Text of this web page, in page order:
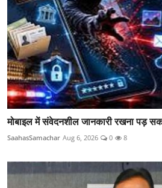
मोबाइल में संवेदनशील जानकारी रखना पड़
SaahasSamachar Aug 6, 2026 0 8